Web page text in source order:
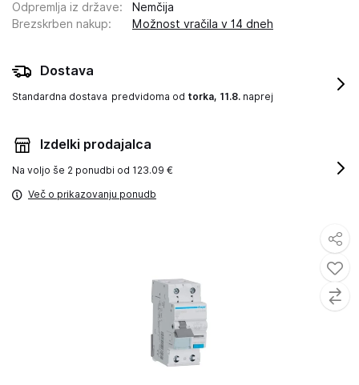
Odpremlja iz države:
Nemčija
Brezskrben nakup: Možnost vračila v 14 dneh
Dostava
Standardna dostava predvidoma od torka, 11.8. naprej
Izdelki prodajalca
Na voljo še 2 ponudbi od 123.09 €
Več o prikazovanju ponudb